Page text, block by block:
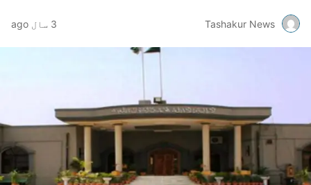
Tashakur News 3 سال ago